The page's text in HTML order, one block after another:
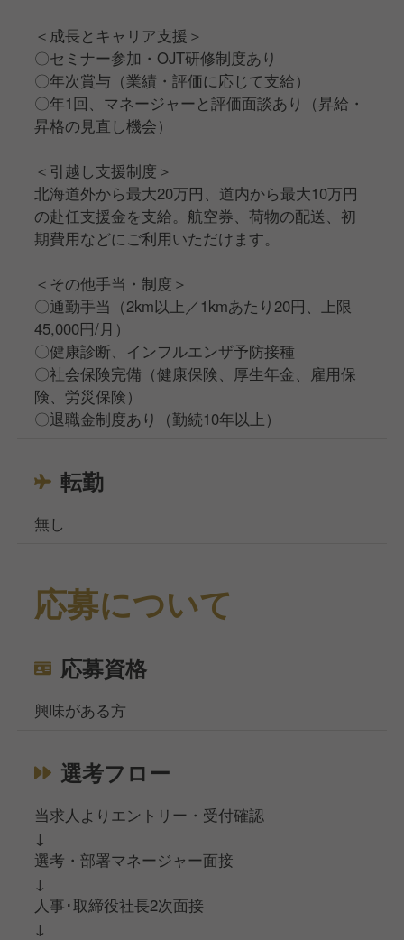
＜成長とキャリア支援＞
〇セミナー参加・OJT研修制度あり
〇年次賞与（業績・評価に応じて支給）
〇年1回、マネージャーと評価面談あり（昇給・
昇格の見直し機会）
＜引越し支援制度＞
北海道外から最大20万円、道内から最大10万円
の赴任支援金を支給。航空券、荷物の配送、初
期費用などにご利用いただけます。
＜その他手当・制度＞
〇通勤手当（2km以上／1kmあたり20円、上限
45,000円/月）
〇健康診断、インフルエンザ予防接種
〇社会保険完備（健康保険、厚生年金、雇用保
険、労災保険）
〇退職金制度あり（勤続10年以上）
転勤
無し
応募について
応募資格
興味がある方
選考フロー
当求人よりエントリー・受付確認
↓
選考・部署マネージャー面接
↓
人事･取締役社長2次面接
↓